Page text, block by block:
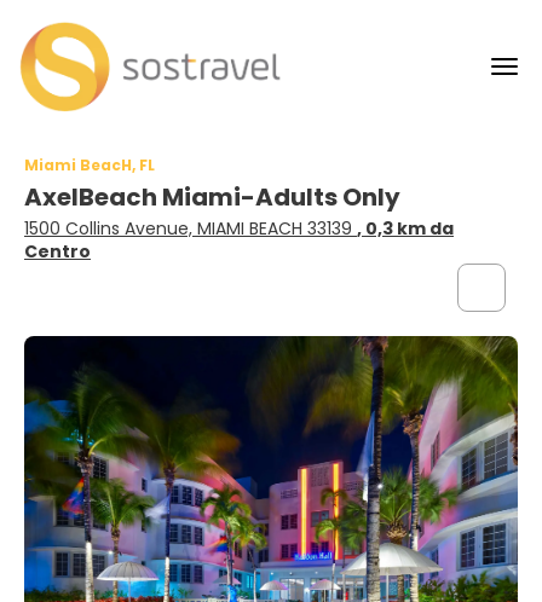
Miami BeacH, FL
AxelBeach Miami-Adults Only
1500 Collins Avenue, MIAMI BEACH 33139 , 0,3 km da
Centro